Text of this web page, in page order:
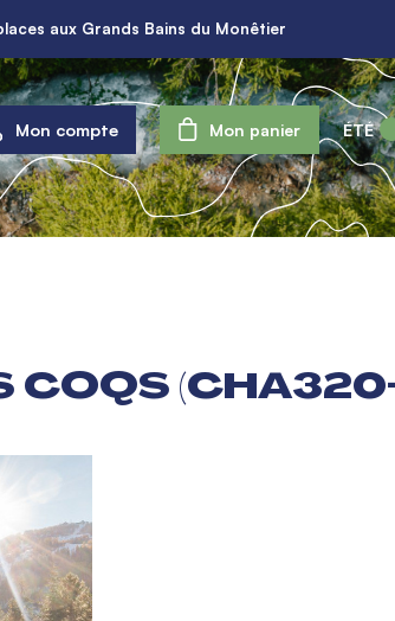
aux Grands Bains du Monêtier
Mon compte Mon panier ÉTÉ
COQS